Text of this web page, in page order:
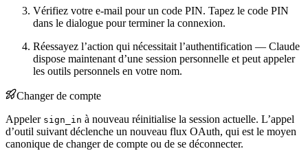
Vérifiez votre e-mail pour un code PIN. Tapez le code PIN
dans le dialogue pour terminer la connexion.
Réessayez l’action qui nécessitait l’authentification — Claude
dispose maintenant d’une session personnelle et peut appeler
les outils personnels en votre nom.
Changer de compte
Appeler sign_in à nouveau réinitialise la session actuelle. L’appel
d’outil suivant déclenche un nouveau flux OAuth, qui est le moyen
canonique de changer de compte ou de se déconnecter.